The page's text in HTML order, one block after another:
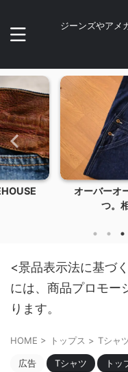
ジーンズやアメ
ント3
【フェアリ
かい
<景品表示法に基づ
には、商品プロモー
ります。
HOME > トップス > Tシャ
広告 Tシャツ トッ